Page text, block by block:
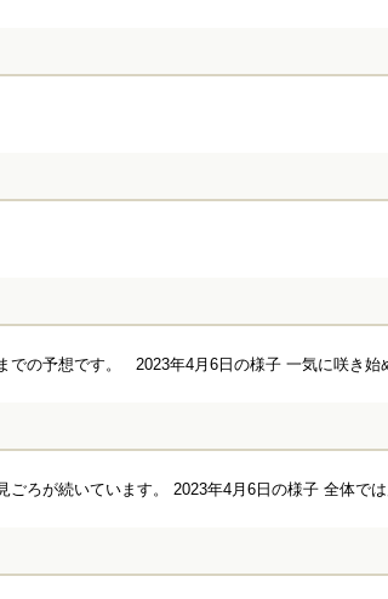
の予想です。 2023年4月6日の様子 一気に咲き始
ろが続いています。 2023年4月6日の様子 全体